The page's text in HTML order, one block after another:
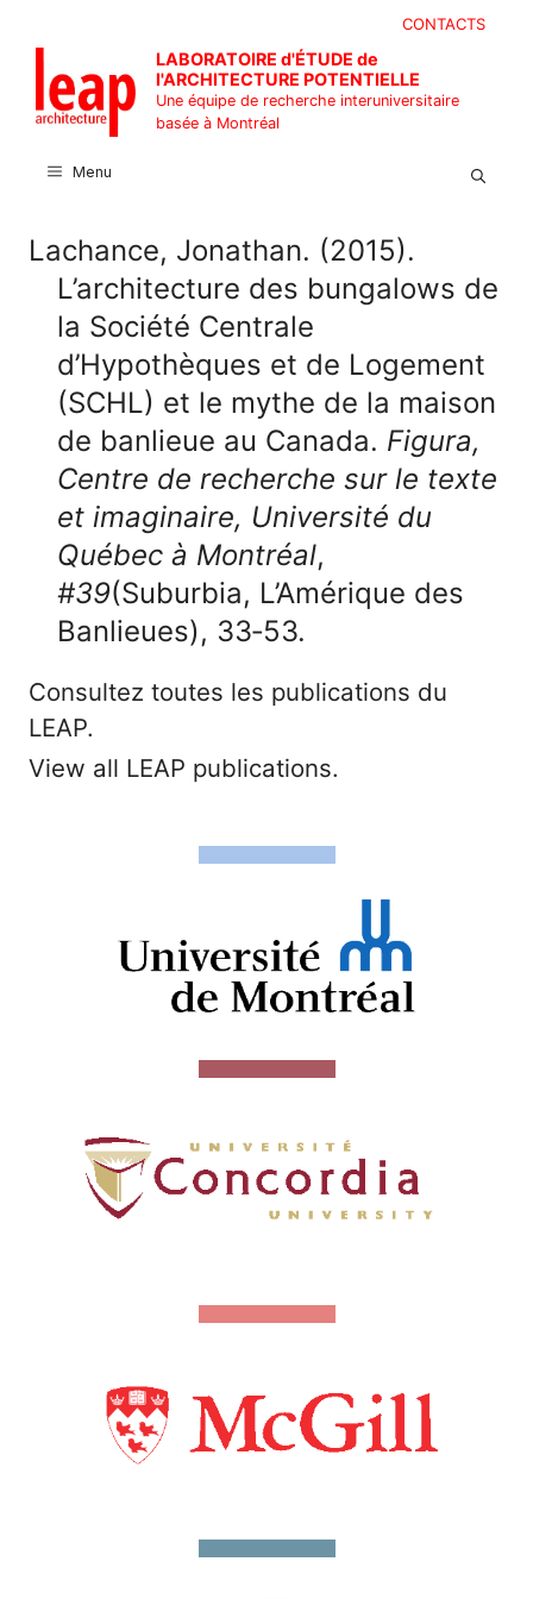
contenu
CONTACTS
LABORATOIRE d'ÉTUDE de
l'ARCHITECTURE POTENTIELLE
Une équipe de recherche interuniversitaire
basée à Montréal
Menu
Lachance, Jonathan. (2015).
L’architecture des bungalows de
la Société Centrale
d’Hypothèques et de Logement
(SCHL) et le mythe de la maison
de banlieue au Canada. Figura,
Centre de recherche sur le texte
et imaginaire, Université du
Québec à Montréal,
#39(Suburbia, L’Amérique des
Banlieues), 33‑53.
Consultez toutes les publications du
LEAP.
View all LEAP publications.